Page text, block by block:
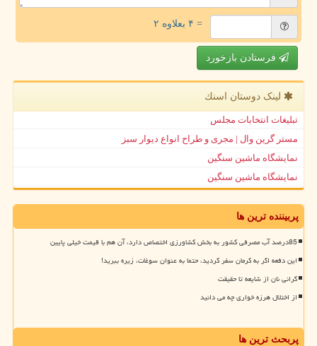
= ۴ بعلاوه ۲
فرستادن بازخورد
لینک دوستان اسنك
تبلیغات انتخابات مجلس
مستر گرین وال | مجری و طراح انواع دیوار سبز
نمایشگاه ماشین سنگین
نمایشگاه ماشین سنگین
پربیننده ترین ها
85درصد آب مصرفی کشور به بخش کشاورزی اختصاص دارد، آن هم با قیمت خیلی پایین
این دفعه اگر به کرمان سفر کردید، حتما به عنوان سوغات، زیره ببرید!
گرانی نان از شایعه تا حقیقت
از اختلال هرزه خواری چه می دانید
پربحث ترین ها